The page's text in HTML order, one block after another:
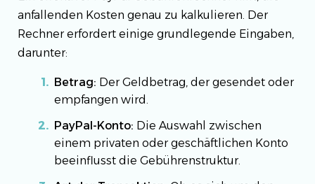
anfallenden Kosten genau zu kalkulieren. Der
Rechner erfordert einige grundlegende Eingaben,
darunter:
Betrag: Der Geldbetrag, der gesendet oder
empfangen wird.
PayPal-Konto: Die Auswahl zwischen
einem privaten oder geschäftlichen Konto
beeinflusst die Gebührenstruktur.